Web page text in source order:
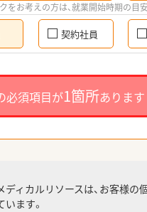
をお考えの方は、就業開始時期の目
契約社員
必須項目が1箇所あります
ディカルリソースは、お客様
ます。